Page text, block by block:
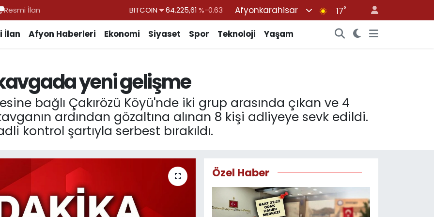
Resmi İlan DOLAR 47,7143 %0.16
EURO
BİST100
13.799
Afyonkarahisar 17°
İlan Afyon Haberleri Ekonomi Siyaset Spor Teknoloji Yaşam
yeni gelişme
bağlı Çakırözü Köyü'nde iki grup arasında çıkan ve 4
ardından gözaltına alınan 8 kişi adliyeye sevk edildi.
kontrol şartıyla serbest bırakıldı.
Özel Haber